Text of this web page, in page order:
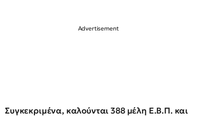
Συγκεκριμένα, καλούνται 388 μέλη Ε.Β.Π. και